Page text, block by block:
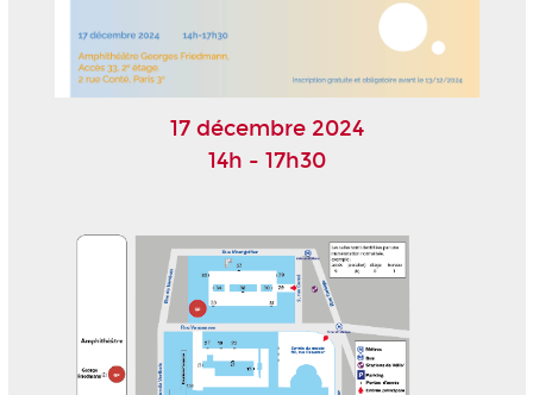
17 décembre 2024
14h - 17h30